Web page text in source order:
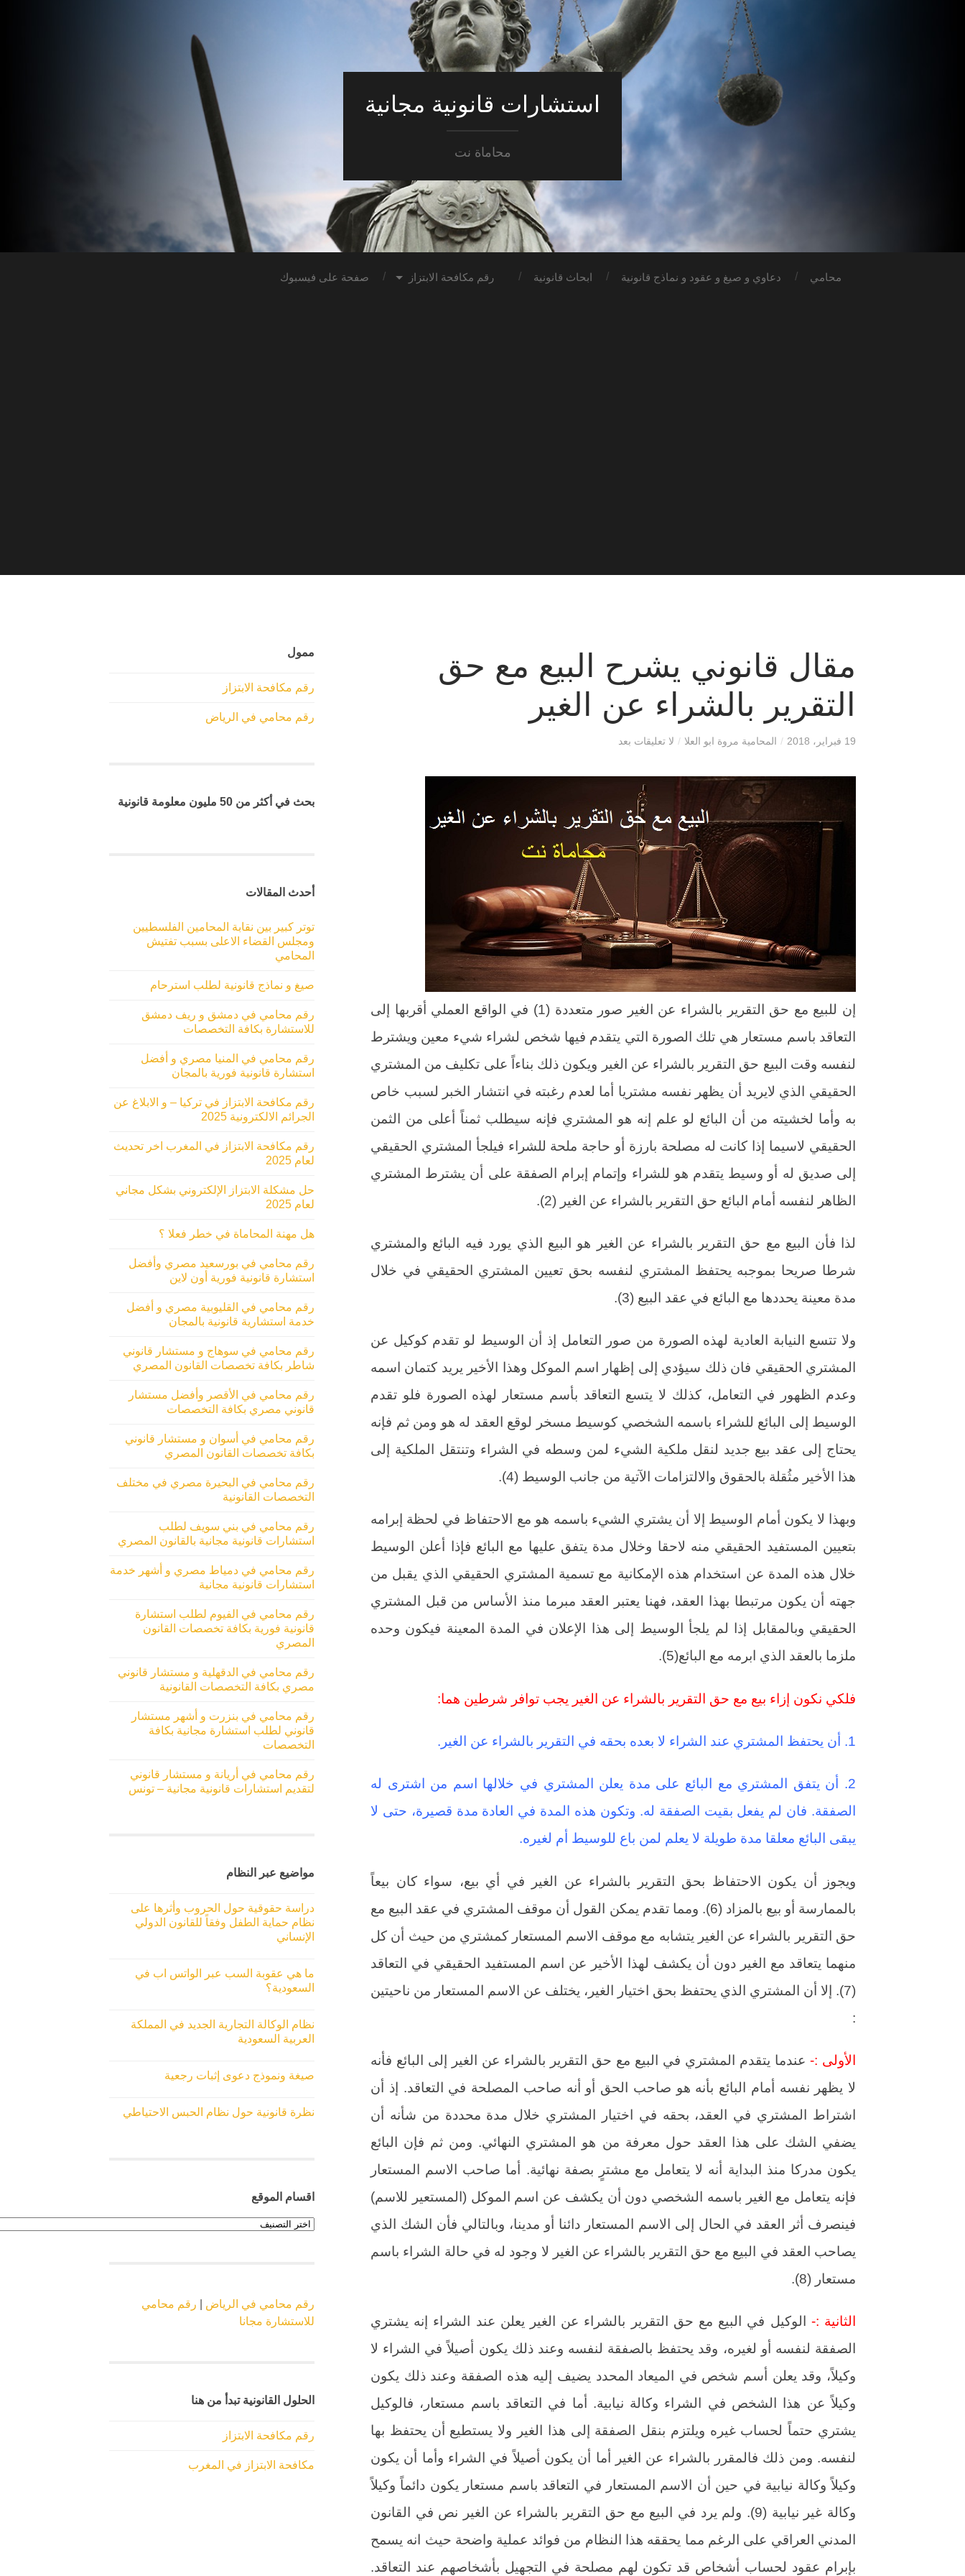
استشارات قانونية مجانية
محاماة نت
محامي دعاوي و صيغ و عقود و نماذج قانونية ابحاث قانونية رقم مكافحة الابتزاز صفحة على فيسبوك
مقال قانوني يشرح البيع مع حق
التقرير بالشراء عن الغير
19 فبراير، 2018 / المحامية مروة ابو العلا / لا تعليقات بعد
إن للبيع مع حق التقرير بالشراء عن الغير صور متعددة (1) في الواقع العملي أقربها إلى
التعاقد باسم مستعار هي تلك الصورة التي يتقدم فيها شخص لشراء شيء معين ويشترط
لنفسه وقت البيع حق التقرير بالشراء عن الغير ويكون ذلك بناءاً على تكليف من المشتري
الحقيقي الذي لايريد أن يظهر نفسه مشتريا أما لعدم رغبته في انتشار الخبر لسبب خاص
به وأما لخشيته من أن البائع لو علم إنه هو المشتري فإنه سيطلب ثمناً أعلى من الثمن
الحقيقي لاسيما إذا كانت له مصلحة بارزة أو حاجة ملحة للشراء فيلجأ المشتري الحقيقي
إلى صديق له أو وسيط يتقدم هو للشراء وإتمام إبرام الصفقة على أن يشترط المشتري
الظاهر لنفسه أمام البائع حق التقرير بالشراء عن الغير (2).
لذا فأن البيع مع حق التقرير بالشراء عن الغير هو البيع الذي يورد فيه البائع والمشتري
شرطا صريحا بموجبه يحتفظ المشتري لنفسه بحق تعيين المشتري الحقيقي في خلال
مدة معينة يحددها مع البائع في عقد البيع (3).
ولا تتسع النيابة العادية لهذه الصورة من صور التعامل إذ أن الوسيط لو تقدم كوكيل عن
المشتري الحقيقي فان ذلك سيؤدي إلى إظهار اسم الموكل وهذا الأخير يريد كتمان اسمه
وعدم الظهور في التعامل، كذلك لا يتسع التعاقد بأسم مستعار لهذه الصورة فلو تقدم
الوسيط إلى البائع للشراء باسمه الشخصي كوسيط مسخر لوقع العقد له هو ومن ثم فإنه
يحتاج إلى عقد بيع جديد لنقل ملكية الشيء لمن وسطه في الشراء وتنتقل الملكية إلى
هذا الأخير مثُقلة بالحقوق والالتزامات الآتية من جانب الوسيط (4).
وبهذا لا يكون أمام الوسيط إلا أن يشتري الشيء باسمه هو مع الاحتفاظ في لحظة إبرامه
بتعيين المستفيد الحقيقي منه لاحقا وخلال مدة يتفق عليها مع البائع فإذا أعلن الوسيط
خلال هذه المدة عن استخدام هذه الإمكانية مع تسمية المشتري الحقيقي الذي يقبل من
جهته أن يكون مرتبطا بهذا العقد، فهنا يعتبر العقد مبرما منذ الأساس من قبل المشتري
الحقيقي وبالمقابل إذا لم يلجأ الوسيط إلى هذا الإعلان في المدة المعينة فيكون وحده
ملزما بالعقد الذي ابرمه مع البائع(5).
فلكي نكون إزاء بيع مع حق التقرير بالشراء عن الغير يجب توافر شرطين هما:
1. أن يحتفظ المشتري عند الشراء لا بعده بحقه في التقرير بالشراء عن الغير.
2. أن يتفق المشتري مع البائع على مدة يعلن المشتري في خلالها اسم من اشترى له
الصفقة. فان لم يفعل بقيت الصفقة له. وتكون هذه المدة في العادة مدة قصيرة، حتى لا
يبقى البائع معلقا مدة طويلة لا يعلم لمن باع للوسيط أم لغيره.
ويجوز أن يكون الاحتفاظ بحق التقرير بالشراء عن الغير في أي بيع، سواء كان بيعاً
بالممارسة أو بيع بالمزاد (6). ومما تقدم يمكن القول أن موقف المشتري في عقد البيع مع
حق التقرير بالشراء عن الغير يتشابه مع موقف الاسم المستعار كمشتري من حيث أن كل
منهما يتعاقد مع الغير دون أن يكشف لهذا الأخير عن اسم المستفيد الحقيقي في التعاقد
(7). إلا أن المشتري الذي يحتفظ بحق اختيار الغير، يختلف عن الاسم المستعار من ناحيتين
:
الأولى :- عندما يتقدم المشتري في البيع مع حق التقرير بالشراء عن الغير إلى البائع فأنه
لا يظهر نفسه أمام البائع بأنه هو صاحب الحق أو أنه صاحب المصلحة في التعاقد. إذ أن
اشتراط المشتري في العقد، بحقه في اختيار المشتري خلال مدة محددة من شأنه أن
يضفي الشك على هذا العقد حول معرفة من هو المشتري النهائي. ومن ثم فإن البائع
يكون مدركا منذ البداية أنه لا يتعامل مع مشترٍ بصفة نهائية. أما صاحب الاسم المستعار
فإنه يتعامل مع الغير باسمه الشخصي دون أن يكشف عن اسم الموكل (المستعير للاسم)
فينصرف أثر العقد في الحال إلى الاسم المستعار دائنا أو مدينا، وبالتالي فأن الشك الذي
يصاحب العقد في البيع مع حق التقرير بالشراء عن الغير لا وجود له في حالة الشراء باسم
مستعار (8).
الثانية :- الوكيل في البيع مع حق التقرير بالشراء عن الغير يعلن عند الشراء إنه يشتري
الصفقة لنفسه أو لغيره، وقد يحتفظ بالصفقة لنفسه وعند ذلك يكون أصيلاً في الشراء لا
وكيلاً، وقد يعلن أسم شخص في الميعاد المحدد يضيف إليه هذه الصفقة وعند ذلك يكون
وكيلاً عن هذا الشخص في الشراء وكالة نيابية. أما في التعاقد باسم مستعار، فالوكيل
يشتري حتماً لحساب غيره ويلتزم بنقل الصفقة إلى هذا الغير ولا يستطيع أن يحتفظ بها
لنفسه. ومن ذلك فالمقرر بالشراء عن الغير أما أن يكون أصيلاً في الشراء وأما أن يكون
وكيلاً وكالة نيابية في حين أن الاسم المستعار في التعاقد باسم مستعار يكون دائماً وكيلاً
وكالة غير نيابية (9). ولم يرد في البيع مع حق التقرير بالشراء عن الغير نص في القانون
المدني العراقي على الرغم مما يحققه هذا النظام من فوائد عملية واضحة حيث انه يسمح
بإبرام عقود لحساب أشخاص قد تكون لهم مصلحة في التجهيل بأشخاصهم عند التعاقد.
ممول
رقم مكافحة الابتزاز
رقم محامي في الرياض
بحث في أكثر من 50 مليون معلومة قانونية
أحدث المقالات
توتر كبير بين نقابة المحامين الفلسطيين
ومجلس القضاء الاعلى بسبب تفتيش
المحامي
صيغ و نماذج قانونية لطلب استرحام
رقم محامي في دمشق و ريف دمشق
للاستشارة بكافة التخصصات
رقم محامي في المنيا مصري و أفضل
استشارة قانونية فورية بالمجان
رقم مكافحة الابتزاز في تركيا – و الابلاغ عن
الجرائم الالكترونية 2025
رقم مكافحة الابتزاز في المغرب اخر تحديث
لعام 2025
حل مشكلة الابتزاز الإلكتروني بشكل مجاني
لعام 2025
هل مهنة المحاماة في خطر فعلا ؟
رقم محامي في بورسعيد مصري وأفضل
استشارة قانونية فورية أون لاين
رقم محامي في القليوبية مصري و أفضل
خدمة استشارية قانونية بالمجان
رقم محامي في سوهاج و مستشار قانوني
شاطر بكافة تخصصات القانون المصري
رقم محامي في الأقصر وأفضل مستشار
قانوني مصري بكافة التخصصات
رقم محامي في أسوان و مستشار قانوني
بكافة تخصصات القانون المصري
رقم محامي في البحيرة مصري في مختلف
التخصصات القانونية
رقم محامي في بني سويف لطلب
استشارات قانونية مجانية بالقانون المصري
رقم محامي في دمياط مصري و أشهر خدمة
استشارات قانونية مجانية
رقم محامي في الفيوم لطلب استشارة
قانونية فورية بكافة تخصصات القانون
المصري
رقم محامي في الدقهلية و مستشار قانوني
مصري بكافة التخصصات القانونية
رقم محامي في بنزرت و أشهر مستشار
قانوني لطلب استشارة مجانية بكافة
التخصصات
رقم محامي في أريانة و مستشار قانوني
لتقديم استشارات قانونية مجانية – تونس
مواضيع عبر النظام
دراسة حقوقية حول الحروب وأثرها على
نظام حماية الطفل وفقاً للقانون الدولي
الإنساني
ما هي عقوبة السب عبر الواتس اب في
السعودية؟
نظام الوكالة التجارية الجديد في المملكة
العربية السعودية
صيغة ونموذج دعوى إثبات رجعية
نظرة قانونية حول نظام الحبس الاحتياطي
اقسام الموقع
اقسام
الموقع
رقم محامي في الرياض
رقم محامي
للاستشارة مجانا
الحلول القانونية تبدأ من هنا
رقم مكافحة الابتزاز
مكافحة الابتزاز في المغرب